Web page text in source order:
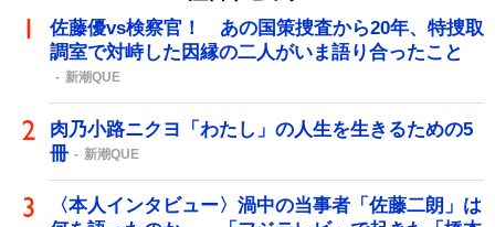
佐藤優vs検察官！ あの国策捜査から20年、特捜取
調室で対峙した因縁の二人がいま語り合ったこと
新潮QUE
肉乃小路ニクヨ「わたし」の人生を生きるための5
冊
新潮QUE
〈本人インタビュー〉渦中の当事者「佐藤二朗」は